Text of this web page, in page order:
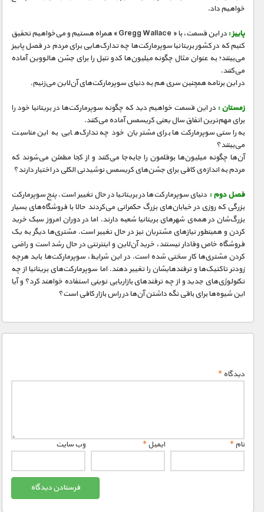
خواهیم داد.
پاییز :
در این قسمت، با « Gregg Wallace » همراه هستیم و می‌خواهیم تحقیق
کنیم که در کشور بریتانیا سوپرمارکت‌ها چه تدارک‌هایی برای مردم در فصل پاییز
می‌بینند؛ به عنوان مثال چگونه میلیون‌ها کدو تنبل را برای جشن هالووین آماده
می‌کنند.
در این برنامه همچنین سری هم به دنیای سوپرمارکت‌های آن‌لاین می‌زنیم.
زمستان : در این قسمت خواهیم دید که چگونه سوپرمارکت‌ها در بریتانیا خود را
برای مهم‌ترین اتفاق سال یعنی کریسمس آماده می‌کنند.
به راستی سوپرمارکت‌ها برای مشتریان خود چه تدارک‌هایی به این مناسبت
می‌بینند؟
آن‌ها چگونه میلیون‌ها بوقلمون را جا‌به‌جا می‌کنند و از کجا مطمئن می‌شوند که
مردم به اندازه‌ی کافی برای جشن‌های کریسمس نوشیدنی الکلی در اختیار دارند؟
فصل دوم : دنیای سوپرمارکت‌ها در بریتانیا در حال تغییر است. پنج سوپرمارکت
بزرگی که روزی در خیابان‌های بزرگ حکمرانی می‌کردند حالا با فروشگاه‌های بسیار
بزرگ‌شان در همه‌ی شهرهای بریتانیا شعبه دارند. اما در دوران امروز سبک خرید
کردن و همینطور نیازهای مشتریان نیز در حال تغییر است. مشتری‌ها دیگر به یک
فروشگاه خاص وفادار نیستند، خرید آن‌لاین و اینترنتی در حال رشد است و راضی
کردن مشتری‌ها کار سختی شده است. در این شرایط، سوپرمارکت‌ها باید هرچه
زودتر تاکتیک‌ها و ترفندهایشان را تغییر دهند. اما سوپرمارکت‌های بریتانیا از چه
تکنولوژی‌های جدید و از چه ترفندهای بازاریابی نوینی استفاده خواهند کرد؟ و آیا
این شیوه‌ها برای باقی نگه داشتن آن‌ها در راس بازار کافی است؟
دیدگاه*
نام* ایمیل* وب‌ سایت